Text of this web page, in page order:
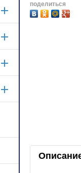
поделиться